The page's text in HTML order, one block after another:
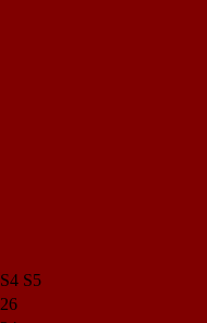
S4 S5
26